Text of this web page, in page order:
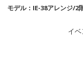
モデル：IE-38アレンジ/2
イ